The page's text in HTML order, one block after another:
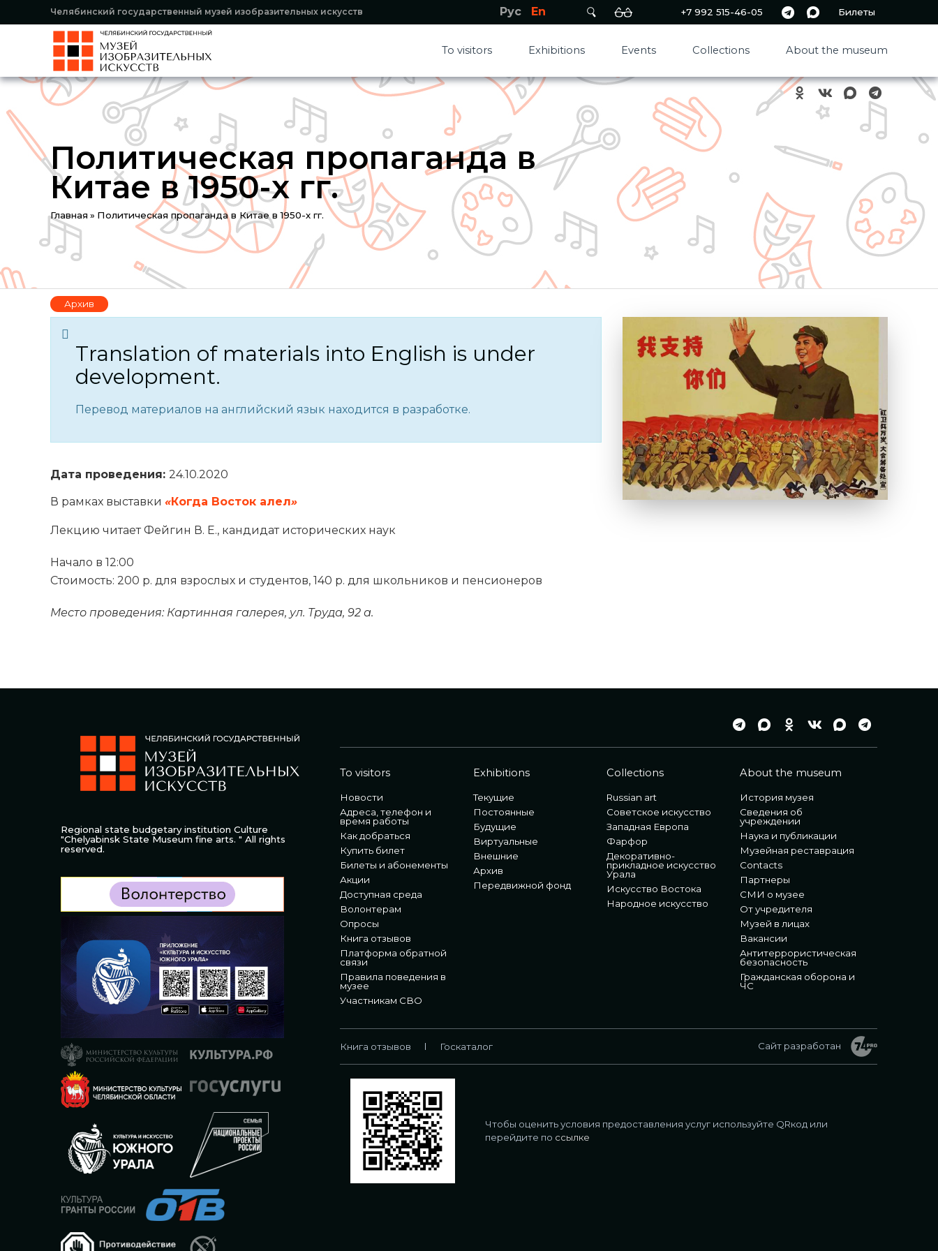
Челябинский государственный музей изобразительных искусств +7 992 515-46-05 Билеты
Рус En
To visitors Exhibitions Events Collections About the museum
Политическая пропаганда в
Китае в 1950-х гг.
You
are
here
Главная » Политическая пропаганда в Китае в 1950-х гг.
Translation of materials into English is under
development.
Перевод материалов на английский язык находится в разработке.
Архив
Дата проведения: 24.10.2020
В рамках выставки «Когда Восток алел»
Лекцию читает Фейгин В. Е., кандидат исторических наук
Начало в 12:00
Стоимость: 200 р. для взрослых и студентов, 140 р. для школьников и пенсионеров
Место проведения: Картинная галерея, ул. Труда, 92 а.
Regional state budgetary institution Culture
"Chelyabinsk State Museum fine arts. " All rights
reserved.
To visitors
Новости
Адреса, телефон и
время работы
Как добраться
Купить билет
Билеты и абонементы
Акции
Доступная среда
Волонтерам
Опросы
Книга отзывов
Платформа обратной
связи
Правила поведения в
музее
Участникам СВО
Exhibitions
Текущие
Постоянные
Будущие
Виртуальные
Внешние
Архив
Передвижной фонд
Collections
Russian art
Советское искусство
Западная Европа
Фарфор
Декоративно-
прикладное искусство
Урала
Искусство Востока
Народное искусство
About the museum
История музея
Сведения об
учреждении
Наука и публикации
Музейная реставрация
Contacts
Партнеры
СМИ о музее
От учредителя
Музей в лицах
Вакансии
Антитеррористическая
безопасность
Гражданская оборона и
ЧС
Сайт разработан
Книга отзывов Госкаталог
Чтобы оценить условия предоставления услуг используйте QRкод или
перейдите по ссылке